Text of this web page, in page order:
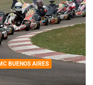
BUENOS AIRES